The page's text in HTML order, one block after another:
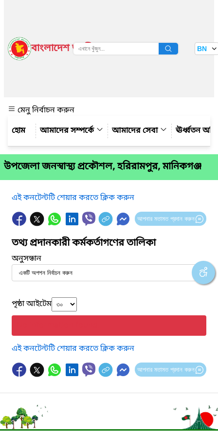
বাংলাদেশ জাতীয় তথ্য বাতায়ন BN
মেনু নির্বাচন করুন
আমাদের সম্পর্কে
আমাদের সেবা ঊর্ধ্বতন
উপজেলা জনস্বাস্থ্য প্রকৌশল, হরিরামপুর, মানিকগঞ্জ
এই কনটেন্টটি শেয়ার করতে ক্লিক করুন
আপনার মতামত প্রদান করুন
তথ্য প্রদানকারী কর্মকর্তাগণের তালিকা
অনুসন্ধান
পৃষ্ঠা আইটেম
এই কনটেন্টটি শেয়ার করতে ক্লিক করুন
আপনার মতামত প্রদান করুন